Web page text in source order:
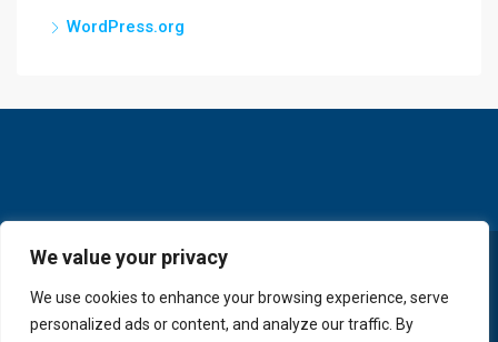
We value your privacy
We use cookies to enhance your browsing experience, serve
personalized ads or content, and analyze our traffic. By
WordPress.org